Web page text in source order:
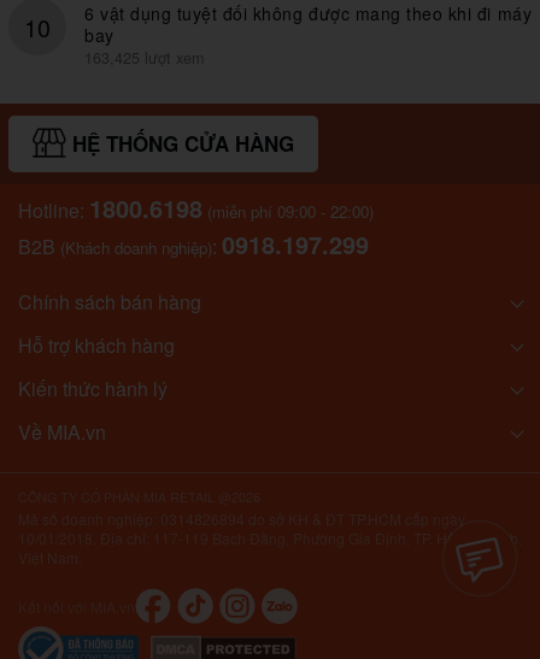
10
6 vật dụng tuyệt đối không được mang theo khi đi máy
bay
163,425 lượt xem
HỆ THỐNG CỬA HÀNG
Hotline: 1800.6198 (miễn phí 09:00 - 22:00)
B2B (Khách doanh nghiệp): 0918.197.299
Chính sách bán hàng
Hỗ trợ khách hàng
Kiến thức hành lý
Về MIA.vn
10/01/2018. Địa chỉ: 117-119 Bạch Đằng, Phường Gia Định, TP. Hồ Chí Minh,